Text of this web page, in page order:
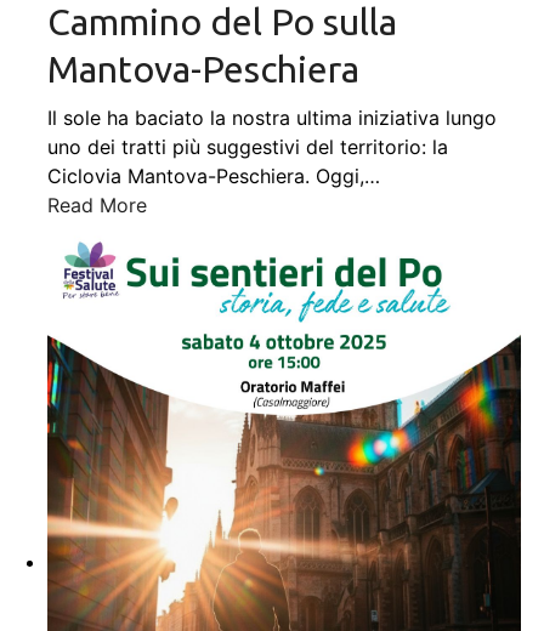
Cammino del Po sulla
Mantova-Peschiera
Il sole ha baciato la nostra ultima iniziativa lungo
uno dei tratti più suggestivi del territorio: la
Ciclovia Mantova-Peschiera. Oggi,…
Read More